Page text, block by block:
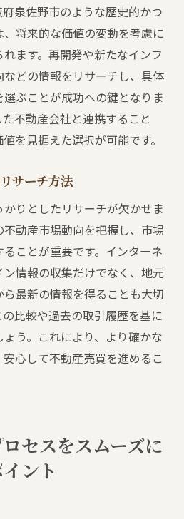
泉佐野市のような歴史的かつ
将来的な価値の変動を考慮に
ます。再開発や新たなインフ
どの情報をリサーチし、具体
ぶことが成功への鍵となりま
不動産会社と連携すること
を見据えた選択が可能です。
サーチ方法
りとしたリサーチが欠かせま
動産市場動向を把握し、市場
ことが重要です。インターネ
情報の収集だけでなく、地元
最新の情報を得ることも大切
比較や過去の取引履歴を基に
う。これにより、より確かな
心して不動産売買を進めるこ
セスをスムーズに
ント